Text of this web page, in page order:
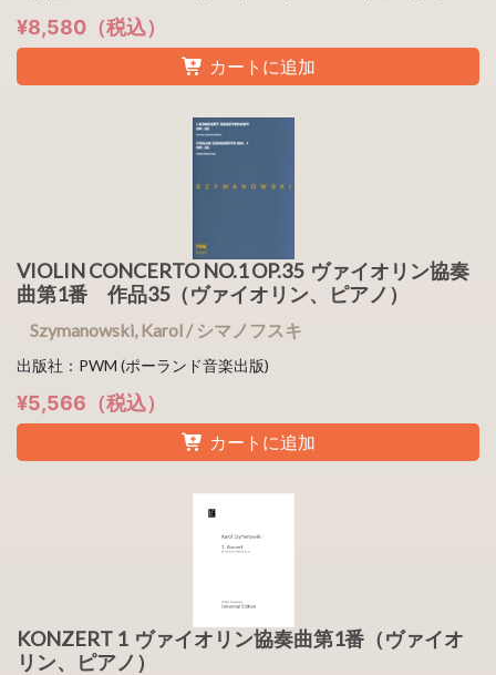
¥8,580（税込）
カートに追加
VIOLIN CONCERTO NO.1 OP.35 ヴァイオリン協奏
曲第1番 作品35（ヴァイオリン、ピアノ）
Szymanowski, Karol / シマノフスキ
出版社：PWM (ポーランド音楽出版)
¥5,566（税込）
カートに追加
KONZERT 1 ヴァイオリン協奏曲第1番（ヴァイオ
リン、ピアノ）